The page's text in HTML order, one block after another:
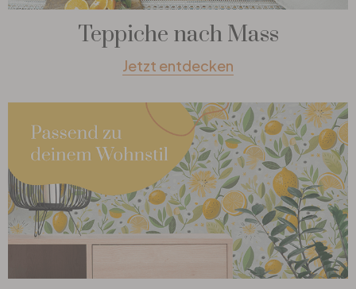
Teppiche nach Mass
Jetzt entdecken